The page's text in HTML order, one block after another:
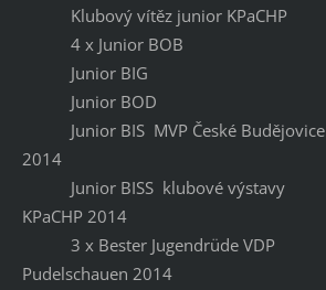
Klubový vítěz junior KPaCHP
4 x Junior BOB
Junior BIG
Junior BOD
Junior BIS MVP České Budějovice
2014
Junior BISS klubové výstavy
KPaCHP 2014
3 x Bester Jugendrüde VDP
Pudelschauen 2014